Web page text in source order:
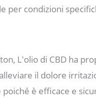
per condizioni
L'olio di CBD ha
il dolore
è efficace e